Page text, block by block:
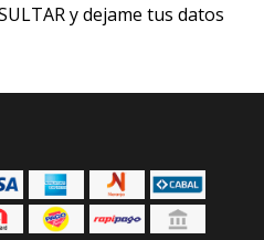
y dejame tus datos